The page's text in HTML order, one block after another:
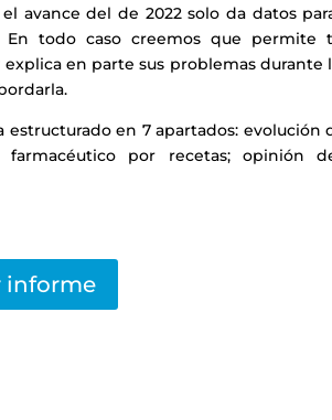
avance del de 2022 solo da datos
todo caso creemos que permite
en parte sus problemas durante
en 7 apartados: evolución
por recetas; opinión
informe